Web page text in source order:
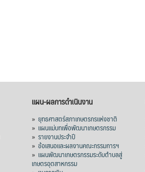
แผน-ผลการดำเนินงาน
» ยุทธศาสตร์สภาเกษตรกรแห่งชาติ
» แผนแม่บทเพื่อพัฒนาเกษตรกรรม
» รายงานประจำปี
» ข้อเสนอและผลงานคณะกรรมการฯ
» แผนพัฒนาเกษตรกรรมระดับตำบลสู่
เกษตรอุตสาหกรรม